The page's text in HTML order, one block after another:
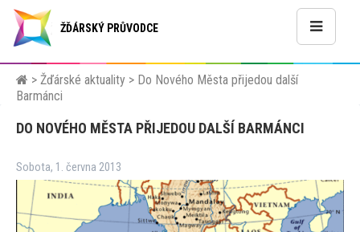
ŽĎÁRSKÝ PRŮVODCE
> Žďárské aktuality > Do Nového Města přijedou další
Barmánci
DO NOVÉHO MĚSTA PŘIJEDOU DALŠÍ BARMÁNCI
Sobota, 1. června 2013